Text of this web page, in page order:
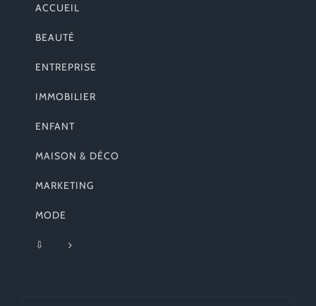
ACCUEIL
BEAUTÉ
ENTREPRISE
IMMOBILIER
ENFANT
MAISON & DÉCO
MARKETING
MODE
⇩